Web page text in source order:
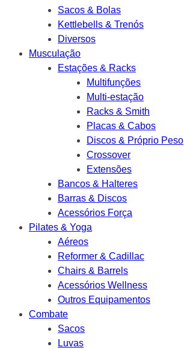
Sacos & Bolas
Kettlebells & Trenós
Diversos
Musculação
Estações & Racks
Multifunções
Multi-estação
Racks & Smith
Placas & Cabos
Discos & Próprio Peso
Crossover
Extensões
Bancos & Halteres
Barras & Discos
Acessórios Força
Pilates & Yoga
Aéreos
Reformer & Cadillac
Chairs & Barrels
Acessórios Wellness
Outros Equipamentos
Combate
Sacos
Luvas